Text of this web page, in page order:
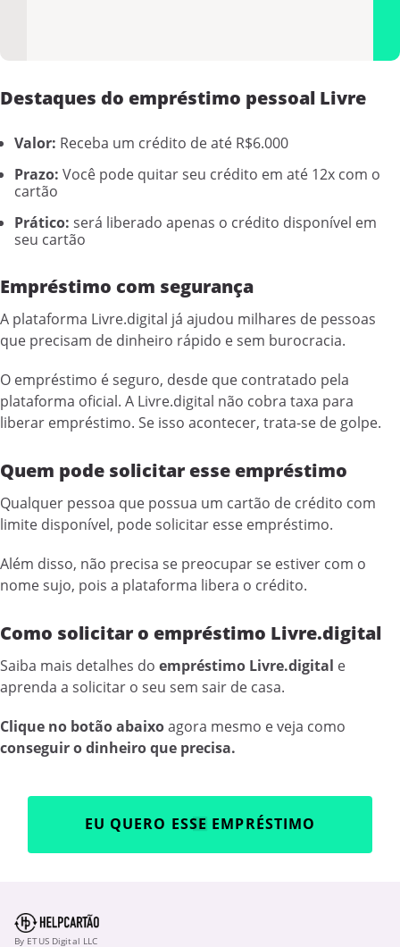
Destaques do empréstimo pessoal Livre
Valor: Receba um crédito de até R$6.000
Prazo: Você pode quitar seu crédito em até 12x com o
cartão
Prático: será liberado apenas o crédito disponível em
seu cartão
Empréstimo com segurança
A plataforma Livre.digital já ajudou milhares de pessoas
que precisam de dinheiro rápido e sem burocracia.
O empréstimo é seguro, desde que contratado pela
plataforma oficial. A Livre.digital não cobra taxa para
liberar empréstimo. Se isso acontecer, trata-se de golpe.
Quem pode solicitar esse empréstimo
Qualquer pessoa que possua um cartão de crédito com
limite disponível, pode solicitar esse empréstimo.
Além disso, não precisa se preocupar se estiver com o
nome sujo, pois a plataforma libera o crédito.
Como solicitar o empréstimo Livre.digital
Saiba mais detalhes do empréstimo Livre.digital e
aprenda a solicitar o seu sem sair de casa.
Clique no botão abaixoagora mesmo e veja como
conseguir o dinheiro que precisa.
EU QUERO ESSE EMPRÉSTIMO
By ETUS Digital LLC